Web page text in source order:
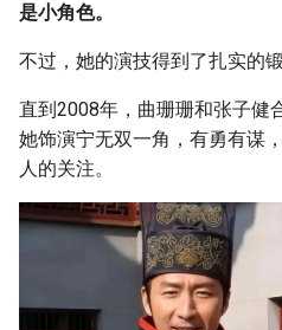
是小角色。
不过，她的演技得到了扎实的锻
直到2008年，曲珊珊和张子健
她饰演宁无双一角，有勇有谋
人的关注。